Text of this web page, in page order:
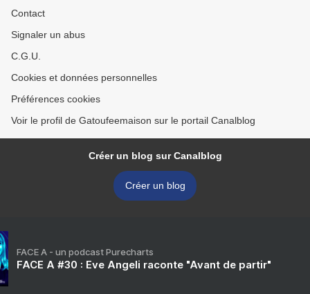
Contact
Signaler un abus
C.G.U.
Cookies et données personnelles
Préférences cookies
Voir le profil de Gatoufeemaison sur le portail Canalblog
Créer un blog sur Canalblog
Créer un blog
FACE A - un podcast Purecharts
FACE A #30 : Eve Angeli raconte "Avant de partir"